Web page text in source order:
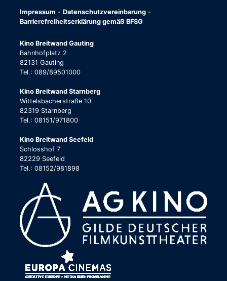
Impressum - Datenschutzvereinbarung -
Barrierefreiheitserklärung gemäß BFSG
Kino Breitwand Gauting
Bahnhofplatz 2
82131 Gauting
Tel.: 089/89501000
Kino Breitwand Starnberg
Wittelsbacherstraße 10
82319 Starnberg
Tel.: 08151/971800
Kino Breitwand Seefeld
Schlosshof 7
82229 Seefeld
Tel.: 08152/981898